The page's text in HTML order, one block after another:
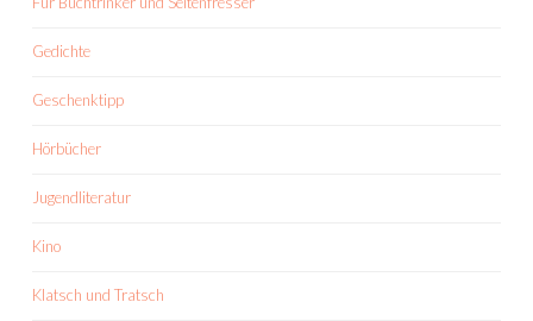
Gedichte
Geschenktipp
Hörbücher
Jugendliteratur
Kino
Klatsch und Tratsch